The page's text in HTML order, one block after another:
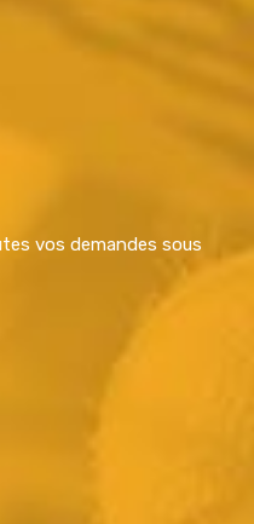
vos demandes sous